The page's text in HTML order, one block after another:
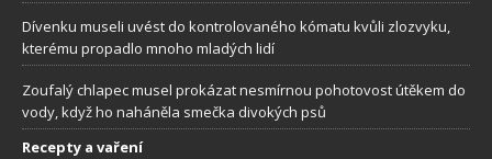
Dívenku museli uvést do kontrolovaného kómatu kvůli zlozvyku,
kterému propadlo mnoho mladých lidí
Zoufalý chlapec musel prokázat nesmírnou pohotovost útěkem do
vody, když ho naháněla smečka divokých psů
Recepty a vaření